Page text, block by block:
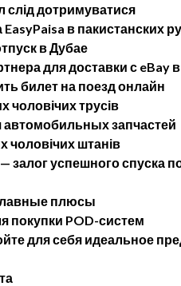
слід дотримуватися
в пакистанских
в Дубае
для доставки с eBay
билет на поезд онлайн
чоловічих трусів
автомобильных запчастей
чоловічих штанів
залог успешного спуска
плюсы
покупки POD-систем
для себя идеальное